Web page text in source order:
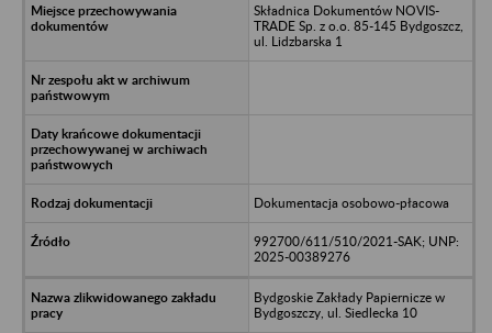
Składnica Dokumentów NOVIS-
TRADE Sp. z o.o. 85-145 Bydgoszcz,
ul. Lidzbarska 1
Dokumentacja osobowo-płacowa
992700/611/510/2021-SAK; UNP:
2025-00389276
Bydgoskie Zakłady Papiernicze w
Bydgoszczy, ul. Siedlecka 10